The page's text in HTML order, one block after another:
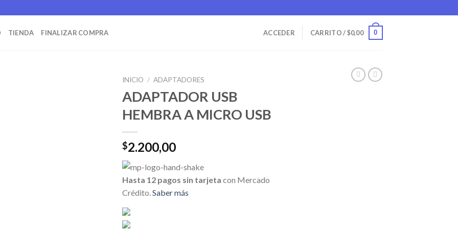
TIENDA FINALIZAR COMPRA ACCEDER CARRITO /$0,00 0
INICIO / ADAPTADORES
ADAPTADOR USB
HEMBRA A MICRO USB
$2.200,00
Hasta 12 pagos sin tarjeta con Mercado
Crédito.Saber más